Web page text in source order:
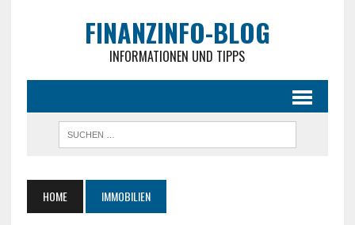
FINANZINFO-BLOG
INFORMATIONEN UND TIPPS
HOME IMMOBILIEN